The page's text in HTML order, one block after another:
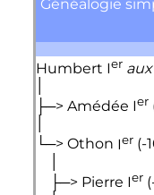
Généalogie
Humbert Ier
├─> Amédée Ier
└─> Othon Ier (-
    ├─>
Pierre Ier